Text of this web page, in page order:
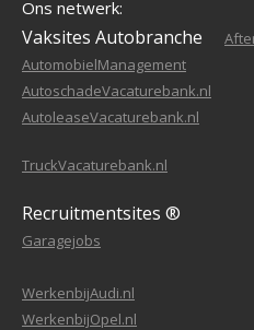
Ons netwerk:
Vaksites Autobranche
AutomobielManagement
AutoschadeVacaturebank.nl
AutoleaseVacaturebank.nl
TruckVacaturebank.nl
Recruitmentsites ®
Garagejobs
WerkenbijAudi.nl
WerkenbijOpel.nl